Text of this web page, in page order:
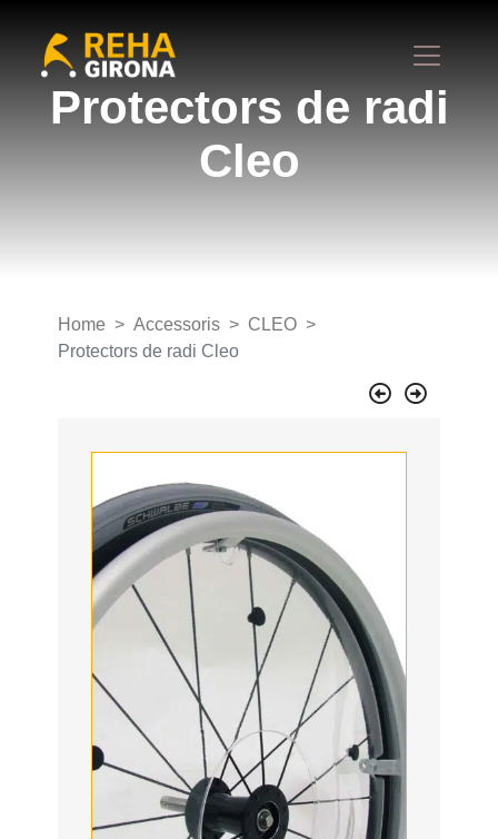
Protectors de radi
Cleo
Home Accessoris
CLEO
Protectors de radi Cleo